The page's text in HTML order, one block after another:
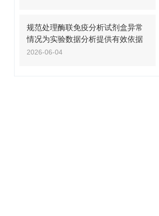
规范处理酶联免疫分析试剂盒异常
情况为实验数据分析提供有效依据
2026-06-04